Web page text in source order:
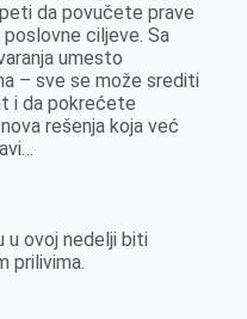
da povučete prave
ciljeve. Sa
umesto
– sve se može srediti
i da pokrećete
rešenja koja već
u ovoj nedelji biti
prilivima.